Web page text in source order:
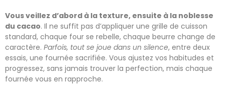
Vous veillez d’abord à la texture, ensuite à la noblesse
du cacao. Il ne suffit pas d’appliquer une grille de cuisson
standard, chaque four se rebelle, chaque beurre change de
caractère. Parfois, tout se joue dans un silence, entre deux
essais, une fournée sacrifiée. Vous ajustez vos habitudes et
progressez, sans jamais trouver la perfection, mais chaque
fournée vous en rapproche.